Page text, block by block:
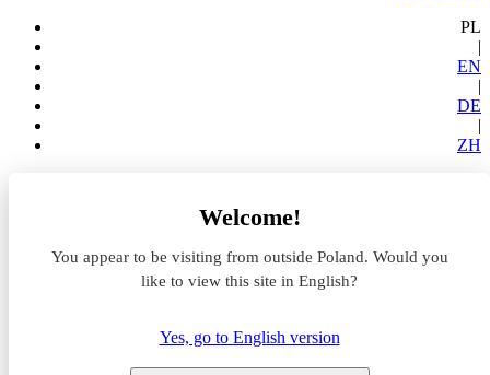
PL
|
EN
|
DE
|
ZH
Welcome!
You appear to be visiting from outside Poland. Would you
like to view this site in English?
Yes, go to English version
Rząśnik
Magazyn do wynajęcia